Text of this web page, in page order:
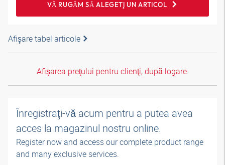
VĂ RUGĂM SĂ ALEGEŢI UN ARTICOL
Afişare tabel articole
Afişarea preţului pentru clienţi, după logare.
Înregistraţi-vă acum pentru a putea avea
acces la magazinul nostru online.
Register now and access our complete product range
and many exclusive services.